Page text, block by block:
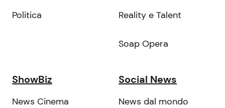
Politica Reality e Talent
Soap Opera
ShowBiz
News Cinema
Social News
News dal mondo